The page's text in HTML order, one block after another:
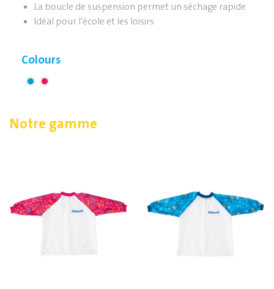
La boucle de suspension permet un séchage rapide
Idéal pour l'école et les loisirs
Colours
Notre gamme